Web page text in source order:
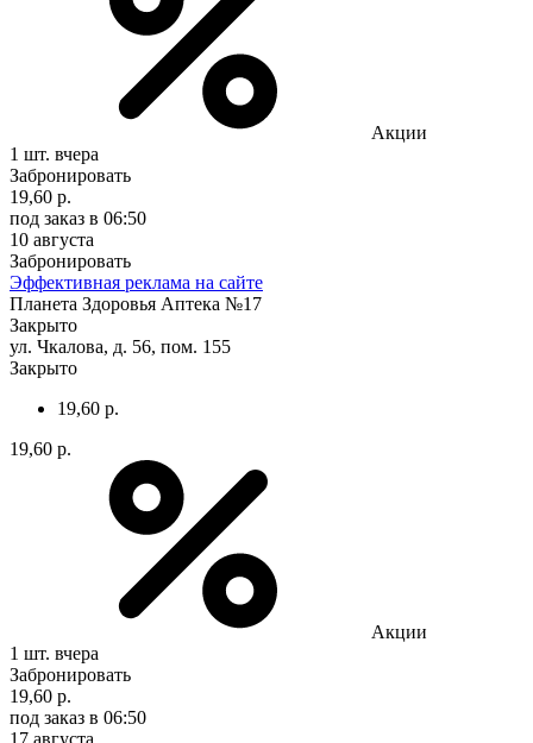
Акции
1 шт. вчера
Забронировать
19,60 р.
под заказ в 06:50
10 августа
Забронировать
Эффективная реклама на сайте
Планета Здоровья Аптека №17
Закрыто
ул. Чкалова, д. 56, пом. 155
Закрыто
19,60 р.
19,60 р.
Акции
1 шт. вчера
Забронировать
19,60 р.
под заказ в 06:50
17 августа